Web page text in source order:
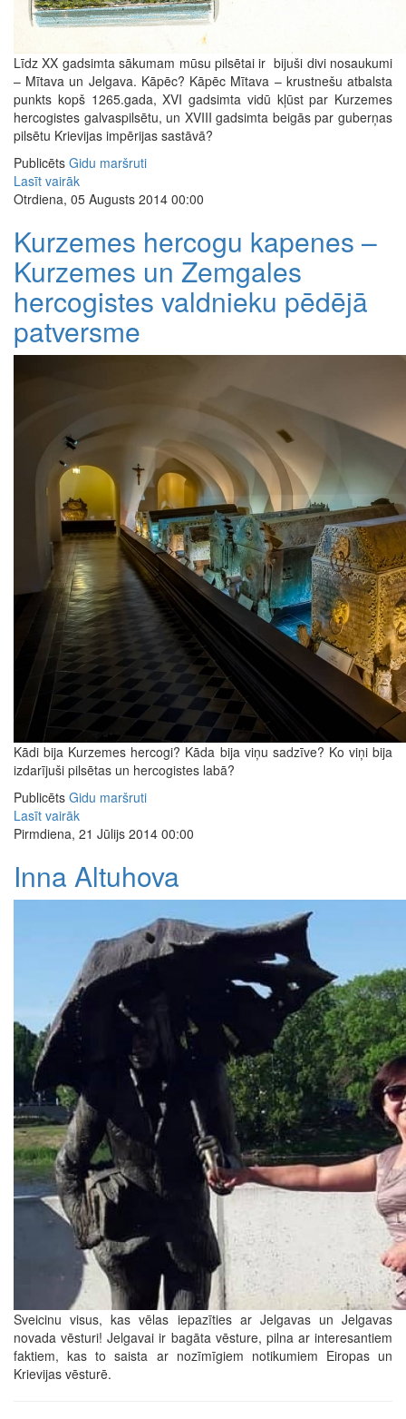
Līdz XX gadsimta sākumam mūsu pilsētai ir bijuši divi nosaukumi
– Mītava un Jelgava. Kāpēc? Kāpēc Mītava – krustnešu atbalsta
punkts kopš 1265.gada, XVI gadsimta vidū kļūst par Kurzemes
hercogistes galvaspilsētu, un XVIII gadsimta beigās par guberņas
pilsētu Krievijas impērijas sastāvā?
Publicēts Gidu maršruti
Lasīt vairāk
Otrdiena, 05 Augusts 2014 00:00
Kurzemes hercogu kapenes –
Kurzemes un Zemgales
hercogistes valdnieku pēdējā
patversme
Kādi bija Kurzemes hercogi? Kāda bija viņu sadzīve? Ko viņi bija
izdarījuši pilsētas un hercogistes labā?
Publicēts Gidu maršruti
Lasīt vairāk
Pirmdiena, 21 Jūlijs 2014 00:00
Inna Altuhova
Sveicinu visus, kas vēlas iepazīties ar Jelgavas un Jelgavas
novada vēsturi! Jelgavai ir bagāta vēsture, pilna ar interesantiem
faktiem, kas to saista ar nozīmīgiem notikumiem Eiropas un
Krievijas vēsturē.